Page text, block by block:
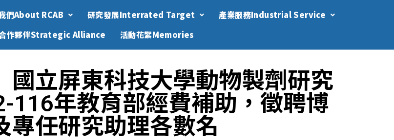
們About RCAB 研究發展Interrated Target
產業服務Industrial Service
作夥伴Strategic Alliance
活動花絮Memories
國立屏東科技大學動物製劑研究
116年教育部經費補助，徵聘博
專任研究助理各數名